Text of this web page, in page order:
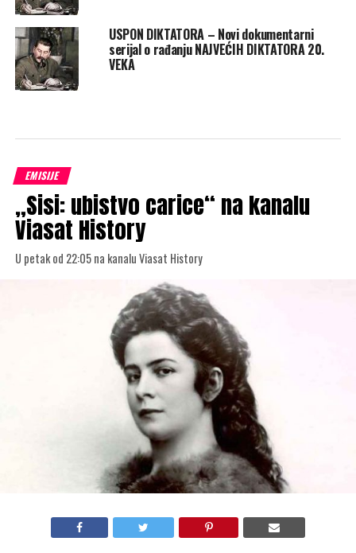
USPON DIKTATORA – Novi dokumentarni
serijal o rađanju NAJVEĆIH DIKTATORA 20.
VEKA
EMISIJE
„Sisi: ubistvo carice“ na kanalu
Viasat History
U petak od 22:05 na kanalu Viasat History